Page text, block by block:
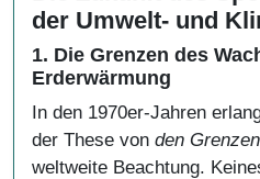
der Umwelt- und
1. Die Grenzen des
Erderwärmung
In den 1970er-Jahren
der These von den
weltweite Beachtung.